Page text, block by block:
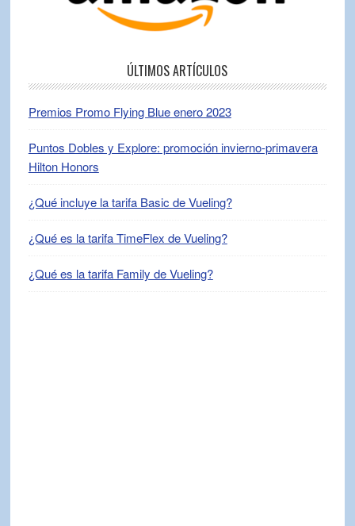
ÚLTIMOS ARTÍCULOS
Premios Promo Flying Blue enero 2023
Puntos Dobles y Explore: promoción invierno-primavera
Hilton Honors
¿Qué incluye la tarifa Basic de Vueling?
¿Qué es la tarifa TimeFlex de Vueling?
¿Qué es la tarifa Family de Vueling?